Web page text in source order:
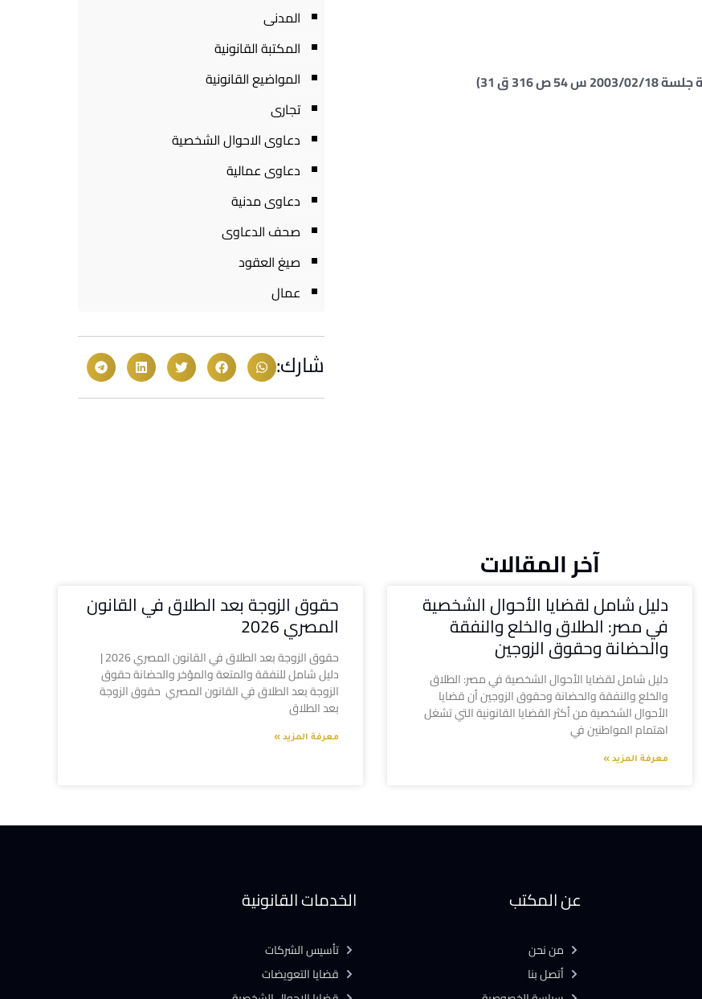
المدنى
المكتبة القانونية
المواضيع القانونية
تجارى
دعاوى الاحوال الشخصية
دعاوى عمالية
دعاوى مدنية
صحف الدعاوى
صيغ العقود
عمال
شارك:
آخر المقالات
دليل شامل لقضايا الأحوال الشخصية
في مصر: الطلاق والخلع والنفقة
والحضانة وحقوق الزوجين
دليل شامل لقضايا الأحوال الشخصية في مصر: الطلاق
والخلع والنفقة والحضانة وحقوق الزوجين أن قضايا
الأحوال الشخصية من أكثر القضايا القانونية التي تشغل
اهتمام المواطنين في
معرفة المزيد »
حقوق الزوجة بعد الطلاق في القانون
المصري 2026
حقوق الزوجة بعد الطلاق في القانون المصري 2026 |
دليل شامل للنفقة والمتعة والمؤخر والحضانة حقوق
الزوجة بعد الطلاق في القانون المصري حقوق الزوجة
بعد الطلاق
معرفة المزيد »
عن المكتب
من نحن
أتصل بنا
الخدمات القانونية
تأسيس الشركات
قضايا التعويضات